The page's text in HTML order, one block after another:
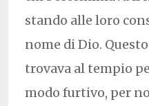
stando alle loro
nome di Dio.
trovava al tempio
modo furtivo, per